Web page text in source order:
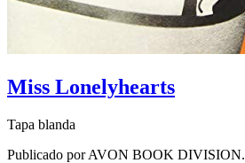
Miss Lonelyhearts
Tapa blanda
Publicado por AVON BOOK DIVISION.